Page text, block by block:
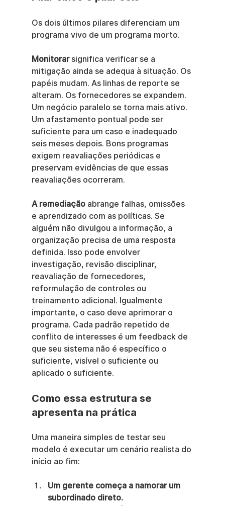
Os dois últimos pilares diferenciam um
programa vivo de um programa morto.
Monitorar significa verificar se a
mitigação ainda se adequa à situação. Os
papéis mudam. As linhas de reporte se
alteram. Os fornecedores se expandem.
Um negócio paralelo se torna mais ativo.
Um afastamento pontual pode ser
suficiente para um caso e inadequado
seis meses depois. Bons programas
exigem reavaliações periódicas e
preservam evidências de que essas
reavaliações ocorreram.
A remediação abrange falhas, omissões
e aprendizado com as políticas. Se
alguém não divulgou a informação, a
organização precisa de uma resposta
definida. Isso pode envolver
investigação, revisão disciplinar,
reavaliação de fornecedores,
reformulação de controles ou
treinamento adicional. Igualmente
importante, o caso deve aprimorar o
programa. Cada padrão repetido de
conflito de interesses é um feedback de
que seu sistema não é específico o
suficiente, visível o suficiente ou
aplicado o suficiente.
Como essa estrutura se
apresenta na prática
Uma maneira simples de testar seu
modelo é executar um cenário realista do
início ao fim:
Um gerente começa a namorar um
subordinado direto.